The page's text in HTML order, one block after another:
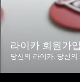
라이카 회원가입
당신의 라이카. 당신의